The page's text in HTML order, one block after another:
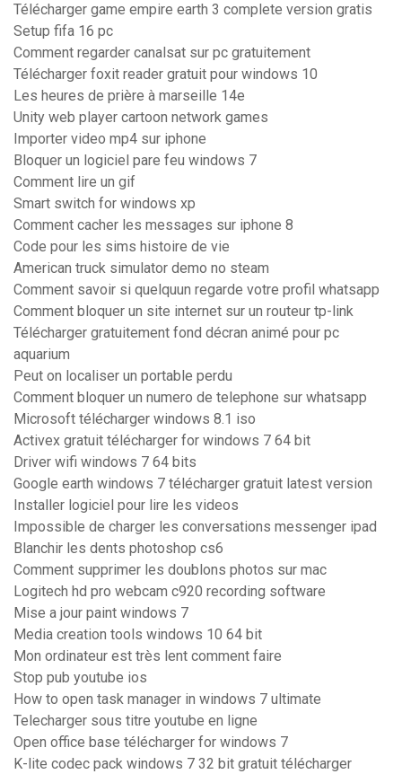
Télécharger game empire earth 3 complete version gratis
Setup fifa 16 pc
Comment regarder canalsat sur pc gratuitement
Télécharger foxit reader gratuit pour windows 10
Les heures de prière à marseille 14e
Unity web player cartoon network games
Importer video mp4 sur iphone
Bloquer un logiciel pare feu windows 7
Comment lire un gif
Smart switch for windows xp
Comment cacher les messages sur iphone 8
Code pour les sims histoire de vie
American truck simulator demo no steam
Comment savoir si quelquun regarde votre profil whatsapp
Comment bloquer un site internet sur un routeur tp-link
Télécharger gratuitement fond décran animé pour pc
aquarium
Peut on localiser un portable perdu
Comment bloquer un numero de telephone sur whatsapp
Microsoft télécharger windows 8.1 iso
Activex gratuit télécharger for windows 7 64 bit
Driver wifi windows 7 64 bits
Google earth windows 7 télécharger gratuit latest version
Installer logiciel pour lire les videos
Impossible de charger les conversations messenger ipad
Blanchir les dents photoshop cs6
Comment supprimer les doublons photos sur mac
Logitech hd pro webcam c920 recording software
Mise a jour paint windows 7
Media creation tools windows 10 64 bit
Mon ordinateur est très lent comment faire
Stop pub youtube ios
How to open task manager in windows 7 ultimate
Telecharger sous titre youtube en ligne
Open office base télécharger for windows 7
K-lite codec pack windows 7 32 bit gratuit télécharger